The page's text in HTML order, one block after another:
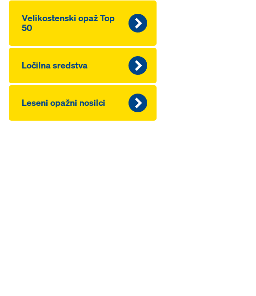
Velikostenski opaž Top
50
Ločilna sredstva
Leseni opažni nosilci